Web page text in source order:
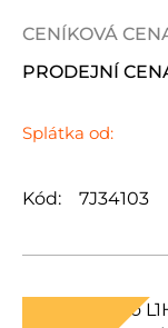
CENÍKOVÁ
PRODEJNÍ
Splátka od:
Kód: 7J34103